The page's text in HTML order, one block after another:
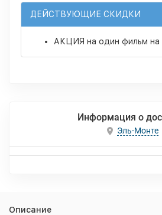
ДЕЙСТВУЮЩИЕ СКИДКИ
АКЦИЯ на один фильм на
Информация о
Эль-Монте
Описание